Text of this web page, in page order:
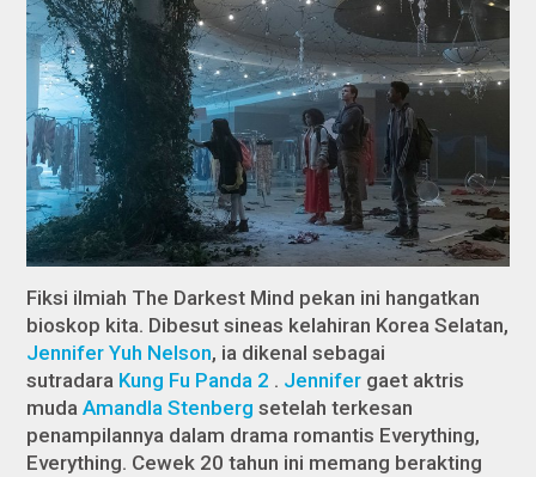
Fiksi ilmiah The Darkest Mind pekan ini hangatkan
bioskop kita. Dibesut sineas kelahiran Korea Selatan,
Jennifer Yuh Nelson, ia dikenal sebagai
sutradara Kung Fu Panda 2 . Jennifer gaet aktris
mudaAmandla Stenberg setelah terkesan
penampilannya dalam drama romantis Everything,
Everything. Cewek 20 tahun ini memang berakting